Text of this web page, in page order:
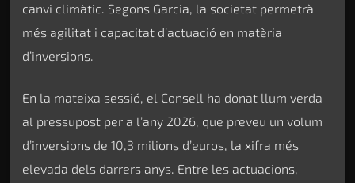
canvi climàtic. Segons Garcia, la societat permetrà
més agilitat i capacitat d’actuació en matèria
d’inversions.
En la mateixa sessió, el Consell ha donat llum verda
al pressupost per a l’any 2026, que preveu un volum
d’inversions de 10,3 milions d’euros, la xifra més
elevada dels darrers anys. Entre les actuacions,